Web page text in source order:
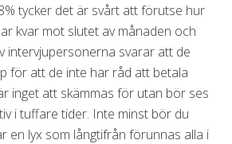
tycker det är svårt att förutse hur
kvar mot slutet av månaden och
intervjupersonerna svarar att de
för att de inte har råd att betala
inget att skämmas för utan bör ses
i tuffare tider. Inte minst bör du
en lyx som långtifrån förunnas alla i